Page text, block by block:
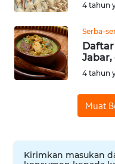
4 tahun
Serba-
Jabar,
4 tahun
Muat
Kirimkan masukan
WN
PAPUA
BARAT
WN
RIAU
WN